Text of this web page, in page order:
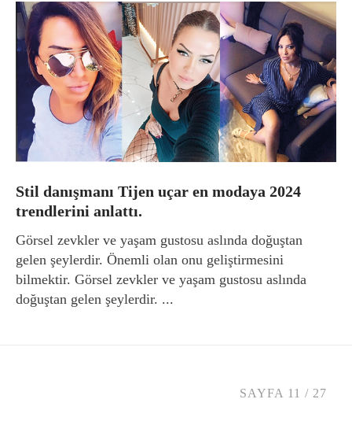
Stil danışmanı Tijen uçar en modaya 2024
trendlerini anlattı.
Görsel zevkler ve yaşam gustosu aslında doğuştan
gelen şeylerdir. Önemli olan onu geliştirmesini
bilmektir. Görsel zevkler ve yaşam gustosu aslında
doğuştan gelen şeylerdir. ...
SAYFA 11 / 27